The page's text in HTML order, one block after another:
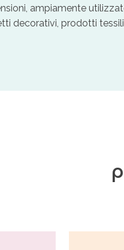
ampiamente
decorativi, prodotti